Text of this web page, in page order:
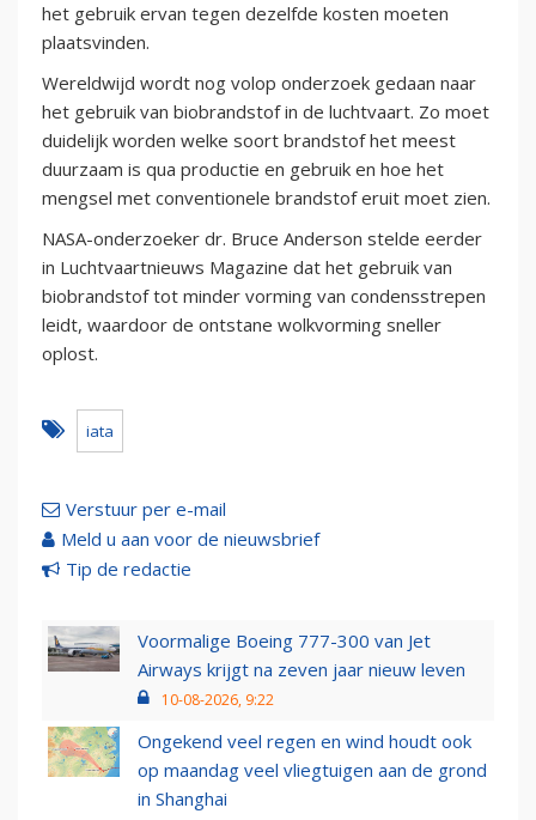
het gebruik ervan tegen dezelfde kosten moeten
plaatsvinden.
Wereldwijd wordt nog volop onderzoek gedaan naar
het gebruik van biobrandstof in de luchtvaart. Zo moet
duidelijk worden welke soort brandstof het meest
duurzaam is qua productie en gebruik en hoe het
mengsel met conventionele brandstof eruit moet zien.
NASA-onderzoeker dr. Bruce Anderson stelde eerder
in Luchtvaartnieuws Magazine dat het gebruik van
biobrandstof tot minder vorming van condensstrepen
leidt, waardoor de ontstane wolkvorming sneller
oplost.
iata
Verstuur per e-mail
Meld u aan voor de nieuwsbrief
Tip de redactie
Voormalige Boeing 777-300 van Jet
Airways krijgt na zeven jaar nieuw leven
10-08-2026, 9:22
Ongekend veel regen en wind houdt ook
op maandag veel vliegtuigen aan de grond
in Shanghai